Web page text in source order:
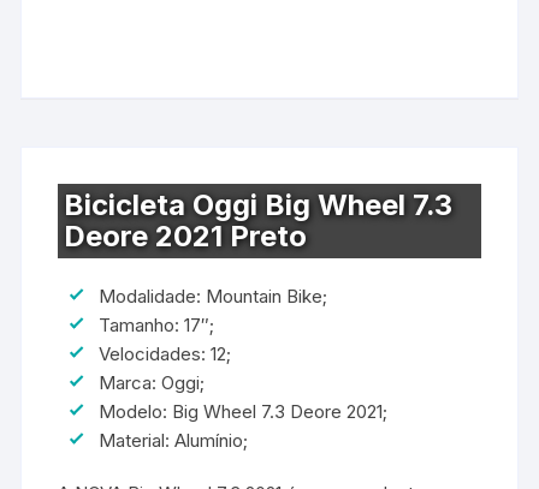
Bicicleta Oggi Big Wheel 7.3
Deore 2021 Preto
Modalidade: Mountain Bike;
Tamanho: 17″;
Velocidades: 12;
Marca: Oggi;
Modelo: Big Wheel 7.3 Deore 2021;
Material: Alumínio;